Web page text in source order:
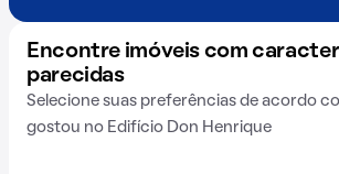
Encontre imóveis com
parecidas
Selecione suas preferências de acordo
gostou no Edifício Don Henrique